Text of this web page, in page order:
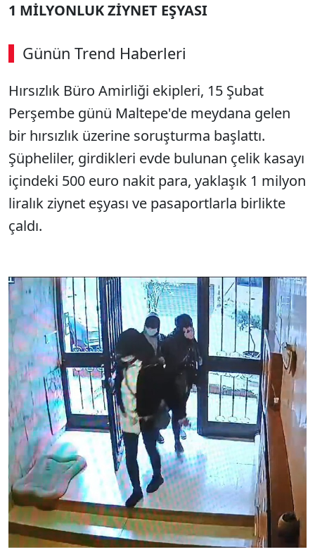
1 MİLYONLUK ZİYNET EŞYASI
Günün Trend Haberleri
00:03 / 08:06
Sesi Aç
Hırsızlık Büro Amirliği ekipleri, 15 Şubat
Perşembe günü Maltepe'de meydana gelen
bir hırsızlık üzerine soruşturma başlattı.
Şüpheliler, girdikleri evde bulunan çelik kasayı
içindeki 500 euro nakit para, yaklaşık 1 milyon
liralık ziynet eşyası ve pasaportlarla birlikte
çaldı.